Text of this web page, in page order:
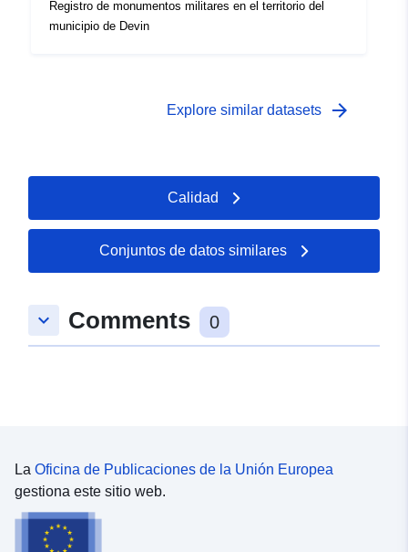
Registro de monumentos militares en el territorio del
municipio de Devin
Explore similar datasets arrow_forward
Calidad
Conjuntos de datos similares
keyboard_arrow_down Comments 0
La Oficina de Publicaciones de la Unión Europea
gestiona este sitio web.